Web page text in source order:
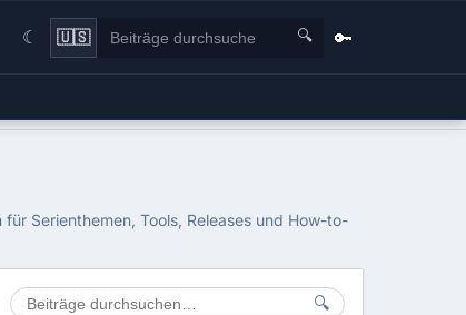
☾ 🇺🇸 🔍 🔑
Serienthemen, Tools, Releases und How-to-
🔍